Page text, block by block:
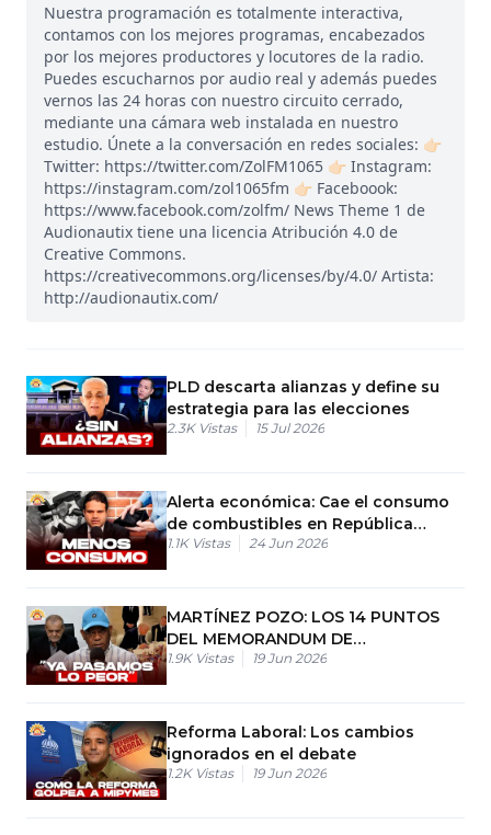
Nuestra programación es totalmente interactiva,
contamos con los mejores programas, encabezados
por los mejores productores y locutores de la radio.
Puedes escucharnos por audio real y además puedes
vernos las 24 horas con nuestro circuito cerrado,
mediante una cámara web instalada en nuestro
estudio. Únete a la conversación en redes sociales: 👉🏻
Twitter: https://twitter.com/ZolFM1065 👉🏻 Instagram:
https://instagram.com/zol1065fm 👉🏻 Faceboook:
https://www.facebook.com/zolfm/ News Theme 1 de
Audionautix tiene una licencia Atribución 4.0 de
Creative Commons.
https://creativecommons.org/licenses/by/4.0/ Artista:
http://audionautix.com/
PLD descarta alianzas y define su
estrategia para las elecciones
2.3K Vistas 15 Jul 2026
Alerta económica: Cae el consumo
de combustibles en República
Dominicana
1.1K Vistas 24 Jun 2026
MARTÍNEZ POZO: LOS 14 PUNTOS
DEL MEMORANDUM DE
ENTENDIMIENTO ENTRE ESTADOS
1.9K Vistas 19 Jun 2026
Reforma Laboral: Los cambios
ignorados en el debate
1.2K Vistas 19 Jun 2026